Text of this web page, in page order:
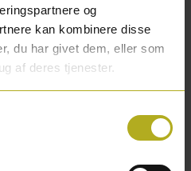
og
kan kombinere disse
du har givet dem, eller som
af deres tjenester.
holde til en maks vægt
bliver den leveret
er lige til at montere i